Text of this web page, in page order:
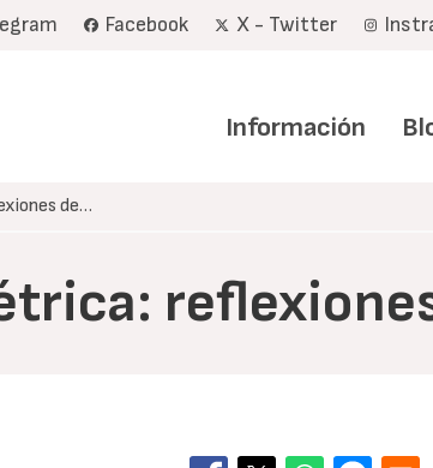
Facebook X - Twitter
Información
de…